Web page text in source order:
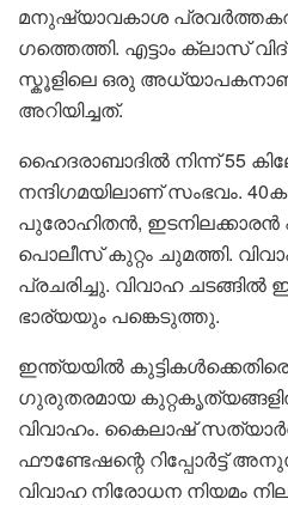
മനുഷ്യാവകാശ
ഗത്തെത്തി. എട്ടാം ക്ലാസ്
സ്കൂളിലെ ഒരു
അറിയിച്ചത്.
ഹൈദരാബാദിൽ നിന്ന് 55
നന്ദിഗമയിലാണ് സംഭവം.
പുരോഹിതൻ, ഇടനിലക്കാരൻ
പൊലീസ് കുറ്റം ചുമത്തി.
പ്രചരിച്ചു. വിവാഹ
ഭാര്യയും പങ്കെടുത്തു.
ഇന്ത്യയിൽ
ഗുരുതരമായ
വിവാഹം. കൈലാഷ്
ഫൗണ്ടേഷന്റെ റിപ്പോർട്ട്
വിവാഹ നിരോധന നിയമം